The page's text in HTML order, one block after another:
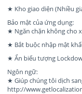
★ Kho giao diện (Nhiều
Bảo mật của ứng dụng:
★ Ngăn chặn không cho
★ Bắt buộc nhập mật
★ Ẩn biểu tượng
Ngôn ngữ:
★ Giúp chúng tôi dịch
http://